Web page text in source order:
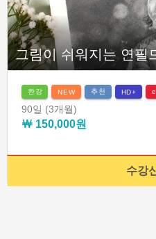
그림이 쉬워지는 연필
완강 NEW 추천 HD+
90일 (3개월)
￦ 150,000원
수강